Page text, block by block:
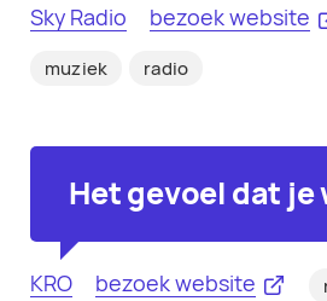
Sky Radio bezoek website
muziek radio
Het gevoel dat je
KRO bezoek website